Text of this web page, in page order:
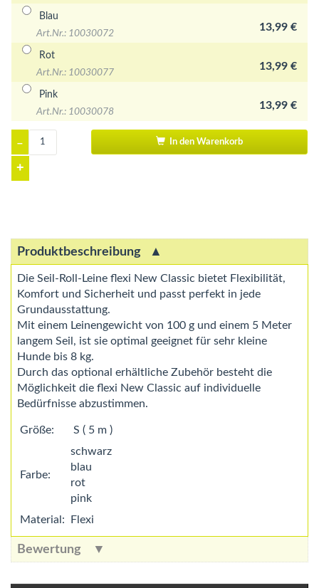
Blau
Art.Nr.: 10030072
13,99 €
Rot
Art.Nr.: 10030077
13,99 €
Pink
Art.Nr.: 10030078
13,99 €
–
+
In den Warenkorb
Produktbeschreibung
Die Seil-Roll-Leine flexi New Classic bietet Flexibilität,
Komfort und Sicherheit und passt perfekt in jede
Grundausstattung.
Mit einem Leinengewicht von 100 g und einem 5 Meter
langem Seil, ist sie optimal geeignet für sehr kleine
Hunde bis 8 kg.
Durch das optional erhältliche Zubehör besteht die
Möglichkeit die flexi New Classic auf individuelle
Bedürfnisse abzustimmen.
Größe: S ( 5 m )
Farbe:
schwarz
blau
rot
pink
Material:
Flexi
Bewertung